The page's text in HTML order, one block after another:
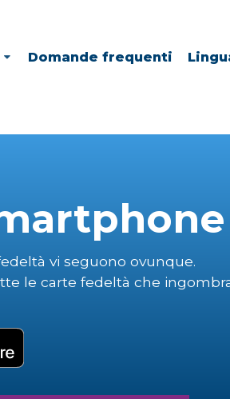
Domande frequenti
vi seguono ovunque.
le carte fedeltà che